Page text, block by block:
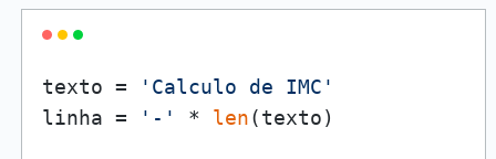
texto =
'Calculo de IMC'
linha =
'-' * len(texto)